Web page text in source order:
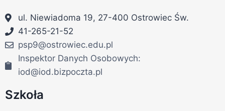
ul. Niewiadoma 19, 27-400 Ostrowiec Św.
41-265-21-52
psp9@ostrowiec.edu.pl
Inspektor Danych Osobowych:
iod@iod.bizpoczta.pl
Szkoła